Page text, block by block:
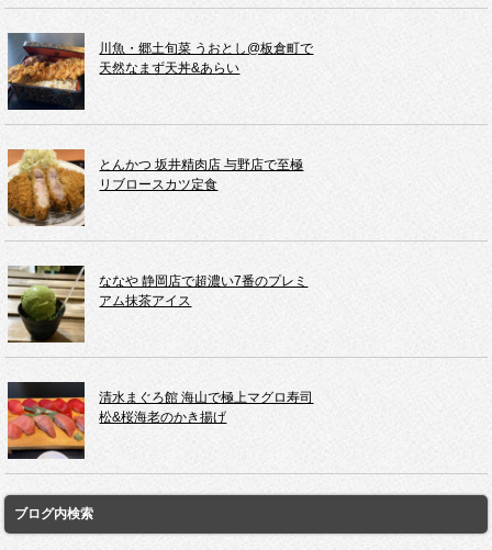
川魚・郷土旬菜 うおとし@板倉町で
天然なまず天丼&あらい
とんかつ 坂井精肉店 与野店で至極
リブロースカツ定食
ななや 静岡店で超濃い7番のプレミ
アム抹茶アイス
清水まぐろ館 海山で極上マグロ寿司
松&桜海老のかき揚げ
ブログ内検索